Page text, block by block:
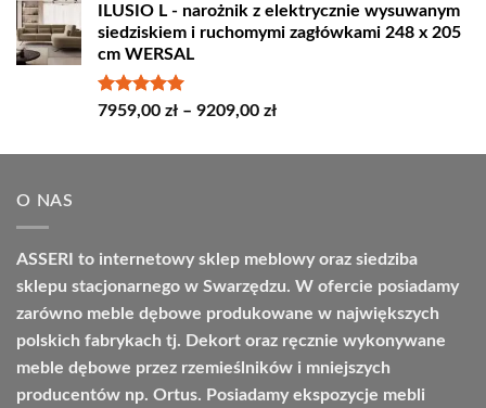
od
4498,00 zł
ILUSIO L - narożnik z elektrycznie wysuwanym
siedziskiem i ruchomymi zagłówkami 248 x 205
cm WERSAL
Oceniono
7959,00 zł – 9209,00 złZakres
od
O NAS
ASSERI to internetowy sklep meblowy oraz siedziba
sklepu stacjonarnego w Swarzędzu. W ofercie posiadamy
zarówno meble dębowe produkowane w największych
polskich fabrykach tj. Dekort oraz ręcznie wykonywane
meble dębowe przez rzemieślników i mniejszych
producentów np. Ortus. Posiadamy ekspozycje mebli